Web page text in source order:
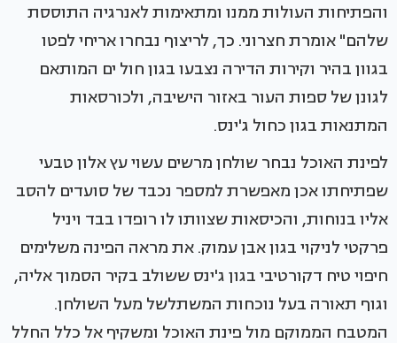
והפתיחות העולות ממנו ומתאימות לאנרגיה התוססת
שלהם" אומרת חצרוני. כך, לריצוף נבחרו אריחי לפטו
בגוון בהיר וקירות הדירה נצבעו בגון חול ים המותאם
לגונן של ספות העור באזור הישיבה, ולכורסאות
המתנאות בגון כחול ג'ינס.
לפינת האוכל נבחר שולחן מרשים עשוי עץ אלון טבעי
שפתיחתו אכן מאפשרת למספר נכבד של סועדים להסב
אליו בנוחות, והכיסאות שצוותו לו רופדו בבד ויניל
פרקטי לניקוי בגון אבן עמוק. את מראה הפינה משלימים
חיפוי טיח דקורטיבי בגון ג'ינס ששולב בקיר הסמוך אליה,
וגוף תאורה בעל נוכחות המשתלשל מעל השולחן.
המטבח הממוקם מול פינת האוכל ומשקיף אל כלל החלל